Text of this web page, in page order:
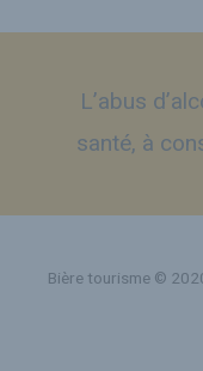
L’abus
santé, à
Bière tourisme ©